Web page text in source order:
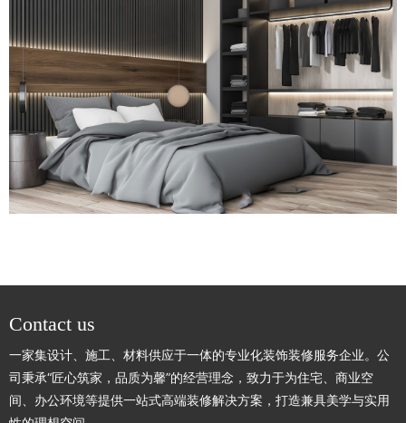
Contact us
一家集设计、施工、材料供应于一体的专业化装饰装修服务企业。公
司秉承“匠心筑家，品质为馨”的经营理念，致力于为住宅、商业空
间、办公环境等提供一站式高端装修解决方案，打造兼具美学与实用